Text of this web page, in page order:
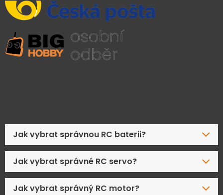
Jak vybrat správnou RC baterii?
Jak vybrat správné RC servo?
Jak vybrat správný RC motor?